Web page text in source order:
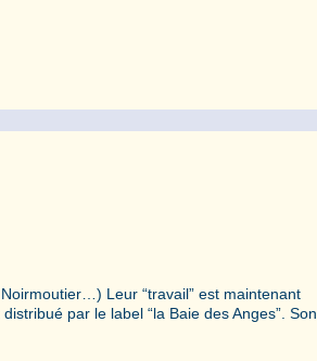
Leur “travail” est maintenant
par le label “la Baie des Anges”. Son